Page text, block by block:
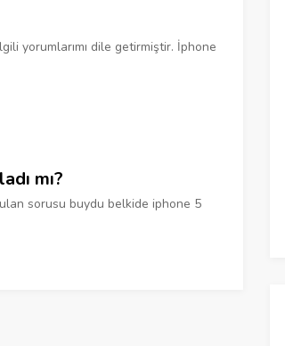
yorumlarımı dile getirmiştir. İphone
mı?
sorusu buydu belkide iphone 5